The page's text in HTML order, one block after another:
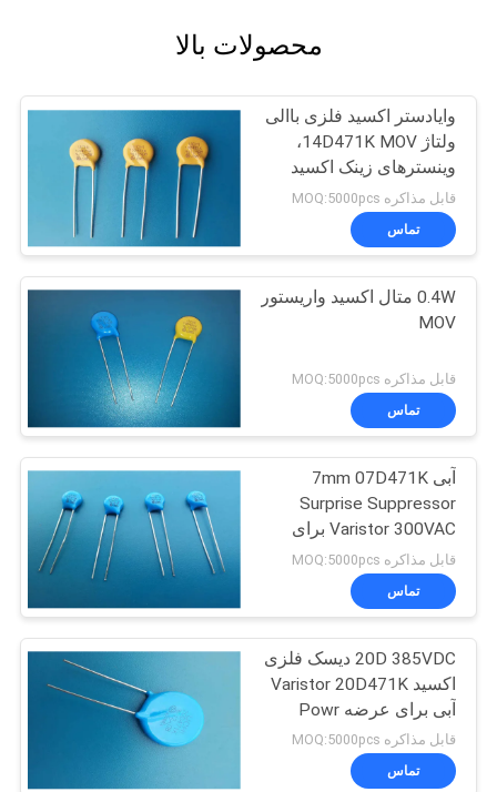
محصولات بالا
وایادستر اکسید فلزی باالی
ولتاژ 14D471K MOV،
وینسترهای زینک اکسید
قابل مذاکره MOQ:5000pcs
تماس
0.4W متال اکسید واریستور
MOV
قابل مذاکره MOQ:5000pcs
تماس
آبی 7mm 07D471K
Surprise Suppressor
Varistor 300VAC برای
خط زمین
قابل مذاکره MOQ:5000pcs
تماس
20D 385VDC دیسک فلزی
اکسید Varistor 20D471K
آبی برای عرضه Powr
قابل مذاکره MOQ:5000pcs
تماس